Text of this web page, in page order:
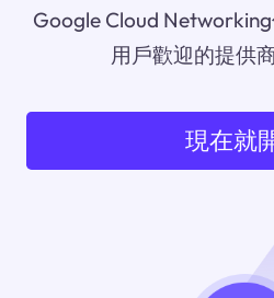
Google Cloud
用戶歡迎的提供
現在就